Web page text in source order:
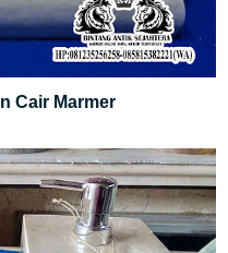
Cair Marmer